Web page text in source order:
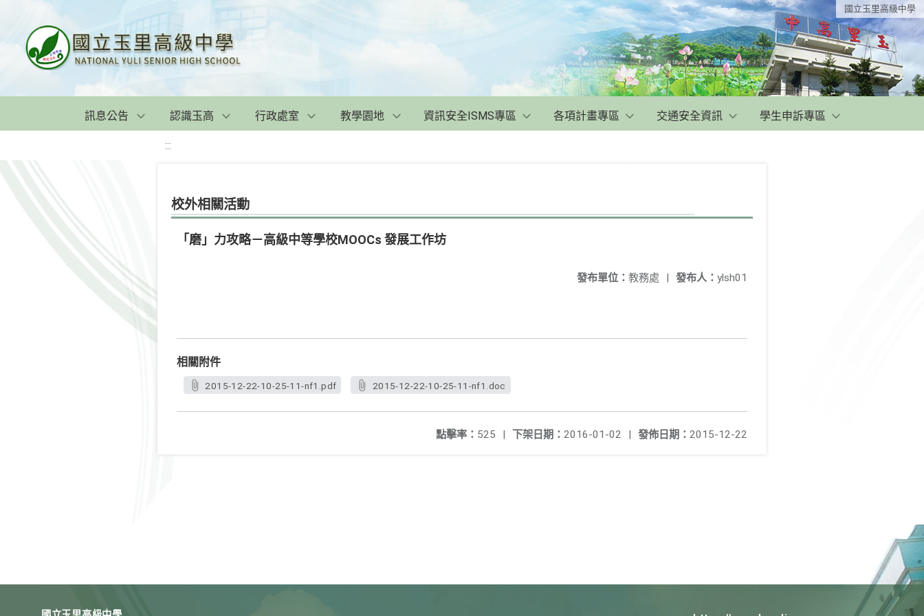
國立玉里高級中學
訊息公告 認識玉高 行政處室 教學園地 資訊安全ISMS專區 各項計畫專區 交通安全資訊 學生申訴專區
:::
校外相關活動
「磨」力攻略－高級中等學校MOOCs 發展工作坊
發布人： ylsh01
發布單位： 教務處 |
相關附件
2015-12-22-10-25-11-nf1.pdf 2015-12-22-10-25-11-nf1.doc
發佈日期： 2015-12-22
下架日期： 2016-01-02 |
點擊率： 525 |